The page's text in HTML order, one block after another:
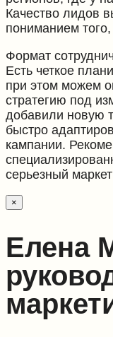
Качество лидов
пониманием
Формат
Есть четкое
при этом можем
стратегию под
добавили новую
быстро
кампании.
серьезный
×
Елена